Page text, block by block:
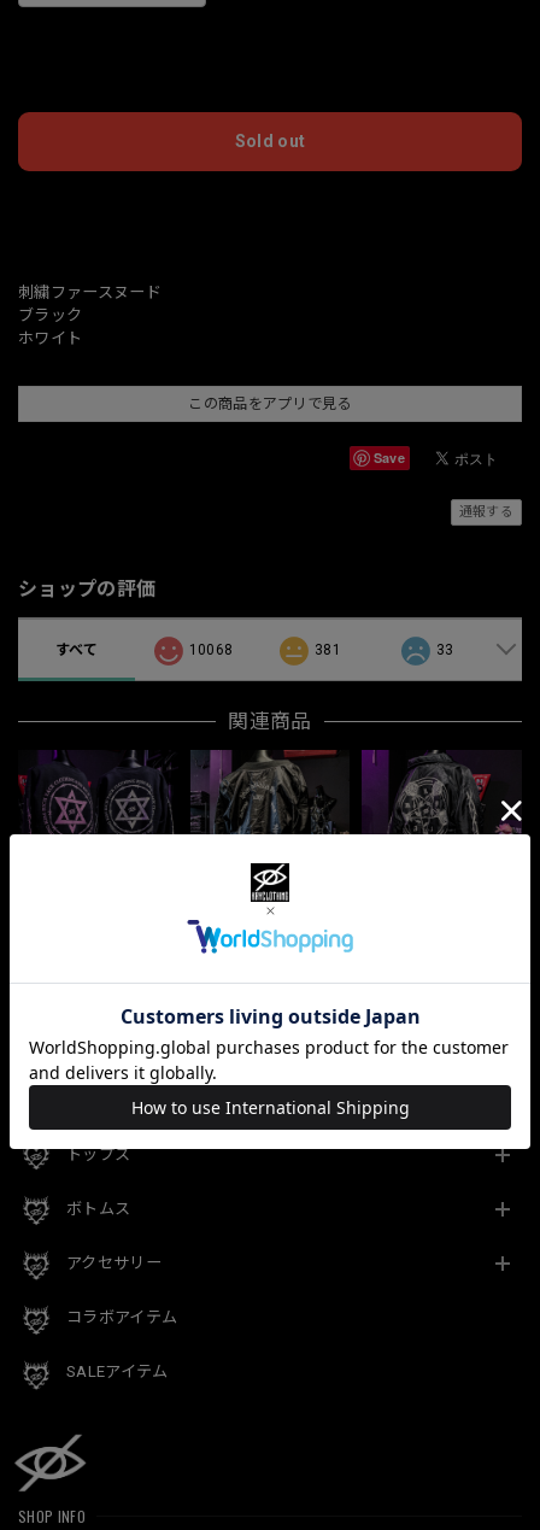
Sold out
刺繍ファースヌード
ブラック
ホワイト
この商品をアプリで見る
Save
通報する
ショップの評価
すべて 10068 381 33
関連商品
「PDR」
最近チェックした商品
トップス
ボトムス
アクセサリー
コラボアイテム
SALEアイテム
SHOP INFO